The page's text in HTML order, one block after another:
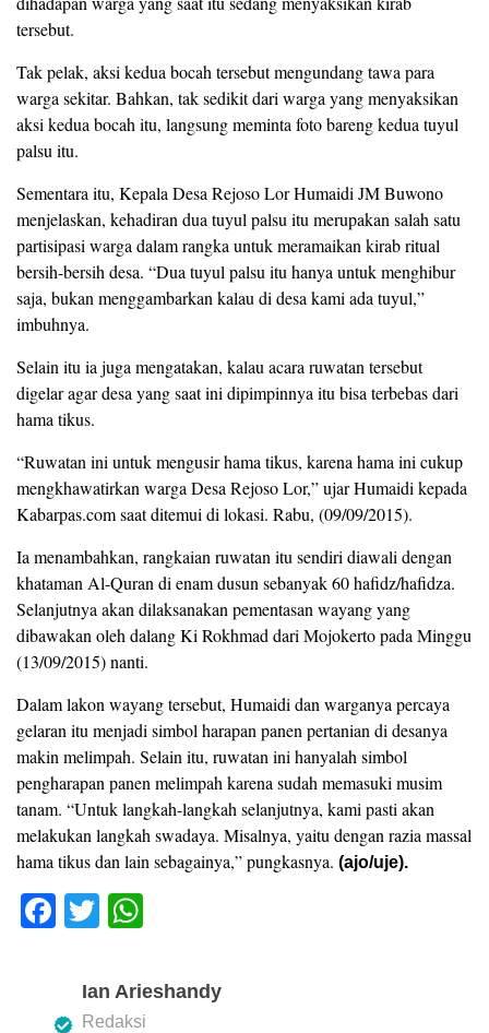
tersebut.
Tak pelak, aksi kedua bocah tersebut mengundang tawa para
warga sekitar. Bahkan, tak sedikit dari warga yang menyaksikan
aksi kedua bocah itu, langsung meminta foto bareng kedua tuyul
palsu itu.
Sementara itu, Kepala Desa Rejoso Lor Humaidi JM Buwono
menjelaskan, kehadiran dua tuyul palsu itu merupakan salah satu
partisipasi warga dalam rangka untuk meramaikan kirab ritual
bersih-bersih desa. “Dua tuyul palsu itu hanya untuk menghibur
saja, bukan menggambarkan kalau di desa kami ada tuyul,”
imbuhnya.
Selain itu ia juga mengatakan, kalau acara ruwatan tersebut
digelar agar desa yang saat ini dipimpinnya itu bisa terbebas dari
hama tikus.
“Ruwatan ini untuk mengusir hama tikus, karena hama ini cukup
mengkhawatirkan warga Desa Rejoso Lor,” ujar Humaidi kepada
Kabarpas.com saat ditemui di lokasi. Rabu, (09/09/2015).
Ia menambahkan, rangkaian ruwatan itu sendiri diawali dengan
khataman Al-Quran di enam dusun sebanyak 60 hafidz/hafidza.
Selanjutnya akan dilaksanakan pementasan wayang yang
dibawakan oleh dalang Ki Rokhmad dari Mojokerto pada Minggu
(13/09/2015) nanti.
Dalam lakon wayang tersebut, Humaidi dan warganya percaya
gelaran itu menjadi simbol harapan panen pertanian di desanya
makin melimpah. Selain itu, ruwatan ini hanyalah simbol
pengharapan panen melimpah karena sudah memasuki musim
tanam. “Untuk langkah-langkah selanjutnya, kami pasti akan
melakukan langkah swadaya. Misalnya, yaitu dengan razia massal
hama tikus dan lain sebagainya,” pungkasnya. (ajo/uje).
F
e
T
tt
er
at
s
Ian Arieshandy
Redaksi